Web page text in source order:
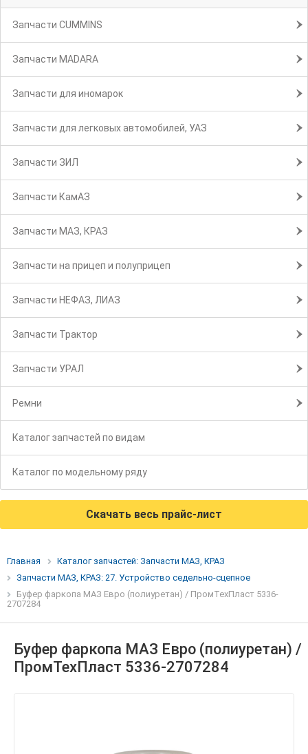
Запчасти CUMMINS
Запчасти MADARA
Запчасти для иномарок
Запчасти для легковых автомобилей, УАЗ
Запчасти ЗИЛ
Запчасти КамАЗ
Запчасти МАЗ, КРАЗ
Запчасти на прицеп и полуприцеп
Запчасти НЕФАЗ, ЛИАЗ
Запчасти Трактор
Запчасти УРАЛ
Ремни
Каталог запчастей по видам
Каталог по модельному ряду
Скачать весь прайс-лист
Главная
Каталог запчастей: Запчасти МАЗ, КРАЗ
Запчасти МАЗ, КРАЗ: 27. Устройство седельно-сцепное
Буфер фаркопа МАЗ Евро (полиуретан) / ПромТехПласт 5336-
2707284
Буфер фаркопа МАЗ Евро (полиуретан) /
ПромТехПласт 5336-2707284